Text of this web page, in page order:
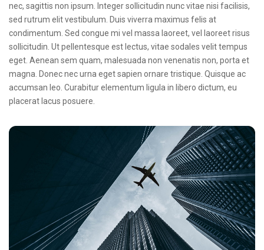
nec, sagittis non ipsum. Integer sollicitudin nunc vitae nisi facilisis,
sed rutrum elit vestibulum. Duis viverra maximus felis at
condimentum. Sed congue mi vel massa laoreet, vel laoreet risus
sollicitudin. Ut pellentesque est lectus, vitae sodales velit tempus
eget. Aenean sem quam, malesuada non venenatis non, porta et
magna. Donec nec urna eget sapien ornare tristique. Quisque ac
accumsan leo. Curabitur elementum ligula in libero dictum, eu
placerat lacus posuere.